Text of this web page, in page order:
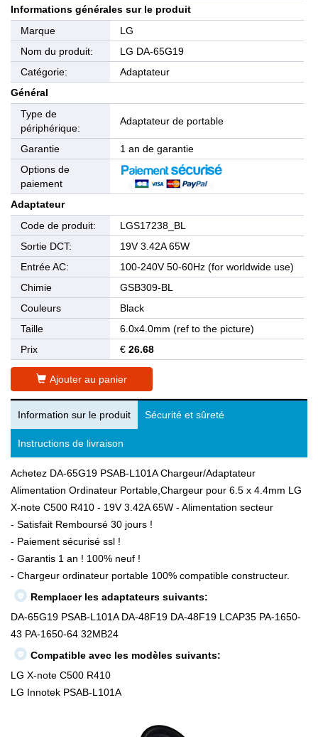
Informations générales sur le produit
Marque
LG
Nom du produit:
LG DA-65G19
Catégorie:
Adaptateur
Général
Type de
périphérique:
Adaptateur de portable
Garantie
1 an de garantie
Options de
paiement
Adaptateur
Code de produit:
LGS17238_BL
Sortie DCT:
19V 3.42A 65W
Entrée AC:
100-240V 50-60Hz (for worldwide use)
Chimie
GSB309-BL
Couleurs
Black
Taille
6.0x4.0mm (ref to the picture)
Prix
€ 26.68
Ajouter au panier
Information sur le produit Sécurité et sûreté
Instructions de livraison
Achetez DA-65G19 PSAB-L101A Chargeur/Adaptateur
Alimentation Ordinateur Portable,Chargeur pour 6.5 x 4.4mm LG
X-note C500 R410 - 19V 3.42A 65W - Alimentation secteur
- Satisfait Remboursé 30 jours !
- Paiement sécurisé ssl !
- Garantis 1 an ! 100% neuf !
- Chargeur ordinateur portable 100% compatible constructeur.
Remplacer les adaptateurs suivants:
DA-65G19 PSAB-L101A DA-48F19 DA-48F19 LCAP35 PA-1650-
43 PA-1650-64 32MB24
Compatible avec les modèles suivants:
LG X-note C500 R410
LG Innotek PSAB-L101A